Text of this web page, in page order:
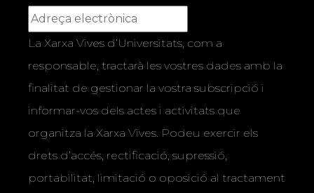
La Xarxa Vives d’Universitats, com a
responsable, tractarà les vostres dades amb la
finalitat de gestionar la vostra subscripció i
informar-vos dels actes i activitats que
organitza la Xarxa Vives. Podeu exercir els
drets d’accés, rectificació, supressió,
portabilitat, limitació o oposició al tractament